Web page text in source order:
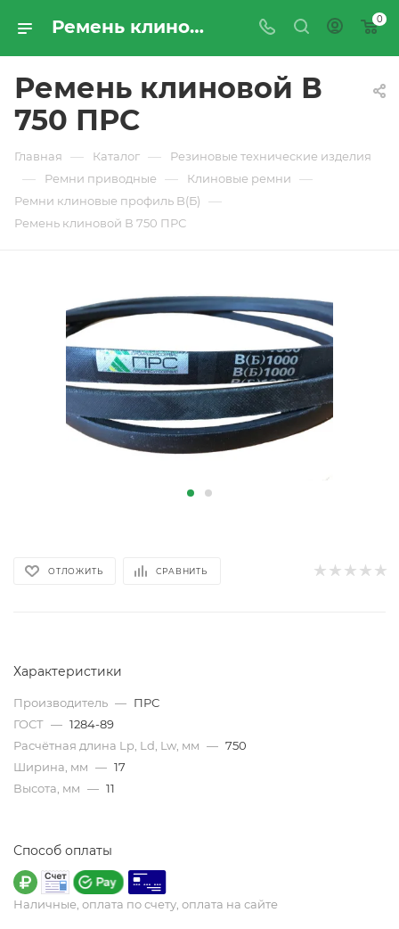
Ремень клиновой В 750 ПРС - купить по цене производителя с доставкой по Москве и России | ПРОМРЕСУРССЕРВИС 0
Ремень клиновой В
750 ПРС
Главная — Каталог — Резиновые технические изделия
— Ремни приводные — Клиновые ремни —
Ремни клиновые профиль B(Б) —
Ремень клиновой В 750 ПРС
ОТЛОЖИТЬ СРАВНИТЬ
Характеристики
Производитель — ПРС
ГОСТ — 1284-89
Расчётная длина Lp, Ld, Lw, мм — 750
Ширина, мм — 17
Высота, мм — 11
Способ оплаты
Наличные, оплата по счету, оплата на сайте